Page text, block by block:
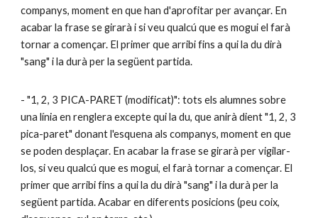
companys, moment en que han d'aprofitar per avançar. En
acabar la frase se girarà i si veu qualcú que es mogui el farà
tornar a començar. El primer que arribi fins a qui la du dirà
"sang" i la durà per la següent partida.
- "1, 2, 3 PICA-PARET (modificat)": tots els alumnes sobre
una línia en renglera excepte qui la du, que anirà dient "1, 2, 3
pica-paret" donant l'esquena als companys, moment en que
se poden desplaçar. En acabar la frase se girarà per vigilar-
los, si veu qualcú que es mogui, el farà tornar a començar. El
primer que arribi fins a qui la du dirà "sang" i la durà per la
següent partida. Acabar en diferents posicions (peu coix,